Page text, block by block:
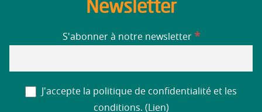
Newsletter
S'abonner à notre newsletter *
J'accepte la politique de confidentialité et les
conditions. ( Lien)